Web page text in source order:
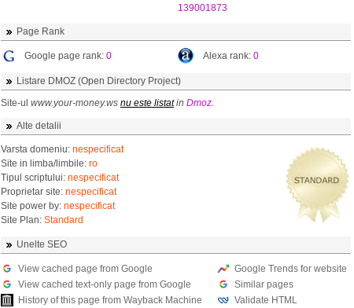
139001873
Page Rank
Google page rank: 0 Alexa rank: 0
Listare DMOZ (Open Directory Project)
Site-ul www.your-money.ws nu este listatin Dmoz.
Alte detalii
Varsta domeniu: nespecificat
Site in limba/limbile: ro
Tipul scriptului: nespecificat
Proprietar site: nespecificat
Site power by: nespecificat
Site Plan: Standard
Unelte SEO
View cached page from Google
View cached text-only page from Google
History of this page from Wayback Machine
Google Trends for website
Similar pages
Validate HTML